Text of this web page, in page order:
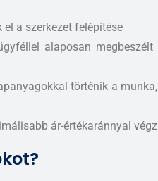
a szerkezet felépítése
alaposan
történik a
ár-értékaránnyal